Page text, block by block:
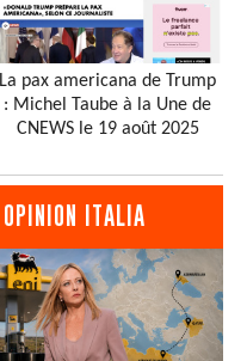
La pax americana de Trump
: Michel Taube à la Une de
CNEWS le 19 août 2025
OPINION ITALIA